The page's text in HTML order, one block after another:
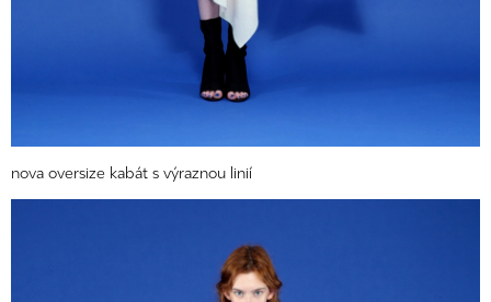
nova oversize kabát s výraznou linií